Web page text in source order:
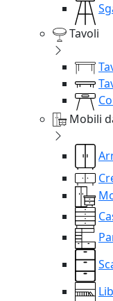
Tavoli
Mobili